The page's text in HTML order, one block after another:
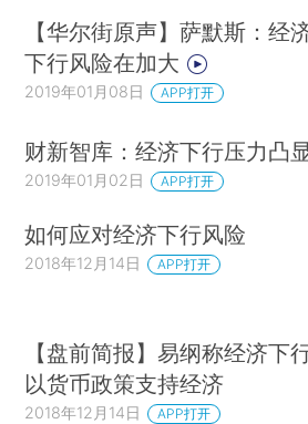
【华尔街原声】萨默斯：经
下行风险在加大
2019年01月08日 APP打开
财新智库：经济下行压力凸
2019年01月02日 APP打开
如何应对经济下行风险
2018年12月14日 APP打开
【盘前简报】易纲称经济下
以货币政策支持经济
2018年12月14日 APP打开